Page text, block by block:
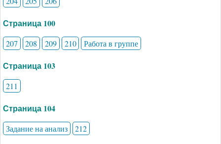
Страница 100
207 208 209 210 Работа в группе
Страница 103
211
Страница 104
Задание на анализ 212